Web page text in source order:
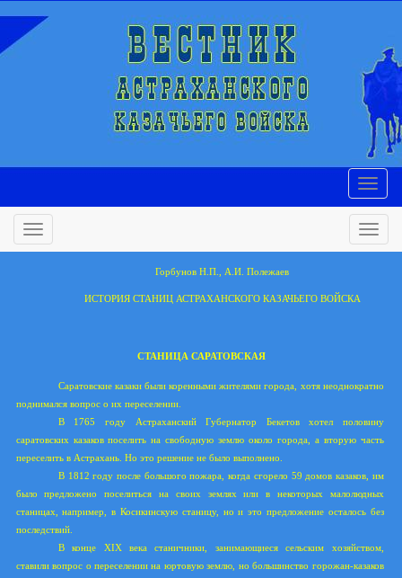
Горбунов Н.П., А.И. Полежаев
ИСТОРИЯ СТАНИЦ АСТРАХАНСКОГО КАЗАЧЬЕГО ВОЙСКА
СТАНИЦА САРАТОВСКАЯ
Саратовские казаки были коренными жителями города, хотя неоднократно
поднимался вопрос о их переселении.
В 1765 году Астраханский Губернатор Бекетов хотел половину
саратовских казаков поселить на свободную землю около города, а вторую часть
переселить в Астрахань. Но это решение не было выполнено.
В 1812 году после большого пожара, когда сгорело 59 домов казаков, им
было предложено поселиться на своих землях или в некоторых малолюдных
станицах, например, в Косикинскую станицу, но и это предложение осталось без
последствий.
В конце XIX века станичники, занимающиеся сельским хозяйством,
ставили вопрос о переселении на юртовую землю, но большинство горожан-казаков